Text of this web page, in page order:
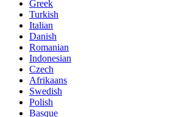
Greek
Turkish
Italian
Danish
Romanian
Indonesian
Czech
Afrikaans
Swedish
Polish
Basque